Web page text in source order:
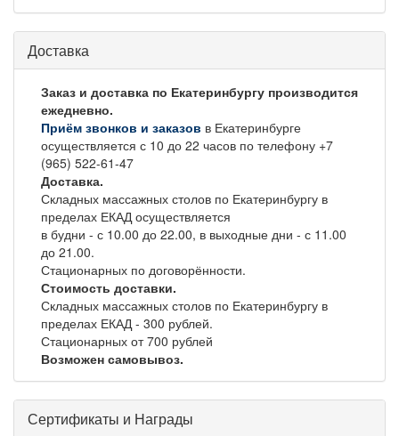
Доставка
Заказ и доставка по Екатеринбургу производится
ежедневно.
Приём звонков и заказов в Екатеринбурге
осуществляется с 10 до 22 часов по телефону +7
(965) 522-61-47
Доставка.
Складных массажных столов по Екатеринбургу в
пределах ЕКАД осуществляется
в будни - с 10.00 до 22.00, в выходные дни - с 11.00
до 21.00.
Стационарных по договорённости.
Стоимость доставки.
Складных массажных столов по Екатеринбургу в
пределах ЕКАД - 300 рублей.
Стационарных от 700 рублей
Возможен самовывоз.
Сертификаты и Награды